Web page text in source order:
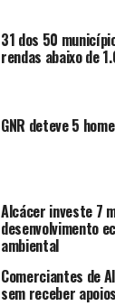
31 dos 50
rendas abaixo de
GNR deteve 5
Alcácer investe 7
desenvolvimento
ambiental
Comerciantes de
sem receber apoios